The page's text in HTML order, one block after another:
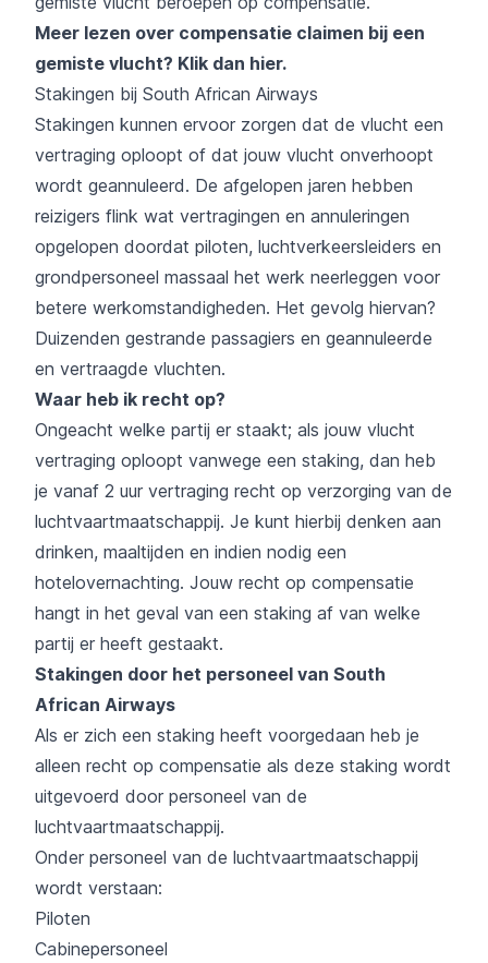
Meer lezen over compensatie claimen bij een
gemiste vlucht? Klik dan hier.
Stakingen bij South African Airways
Stakingen kunnen ervoor zorgen dat de vlucht een
vertraging oploopt of dat jouw vlucht onverhoopt
wordt geannuleerd. De afgelopen jaren hebben
reizigers flink wat vertragingen en annuleringen
opgelopen doordat piloten, luchtverkeersleiders en
grondpersoneel massaal het werk neerleggen voor
betere werkomstandigheden. Het gevolg hiervan?
Duizenden gestrande passagiers en geannuleerde
en vertraagde vluchten.
Waar heb ik recht op?
Ongeacht welke partij er staakt; als jouw vlucht
vertraging oploopt vanwege een staking, dan heb
je vanaf 2 uur vertraging recht op verzorging van de
luchtvaartmaatschappij. Je kunt hierbij denken aan
drinken, maaltijden en indien nodig een
hotelovernachting. Jouw recht op compensatie
hangt in het geval van een staking af van welke
partij er heeft gestaakt.
Stakingen door het personeel van South
African Airways
Als er zich een staking heeft voorgedaan heb je
alleen recht op compensatie als deze staking wordt
uitgevoerd door personeel van de
luchtvaartmaatschappij.
Onder personeel van de luchtvaartmaatschappij
wordt verstaan:
Piloten
Cabinepersoneel